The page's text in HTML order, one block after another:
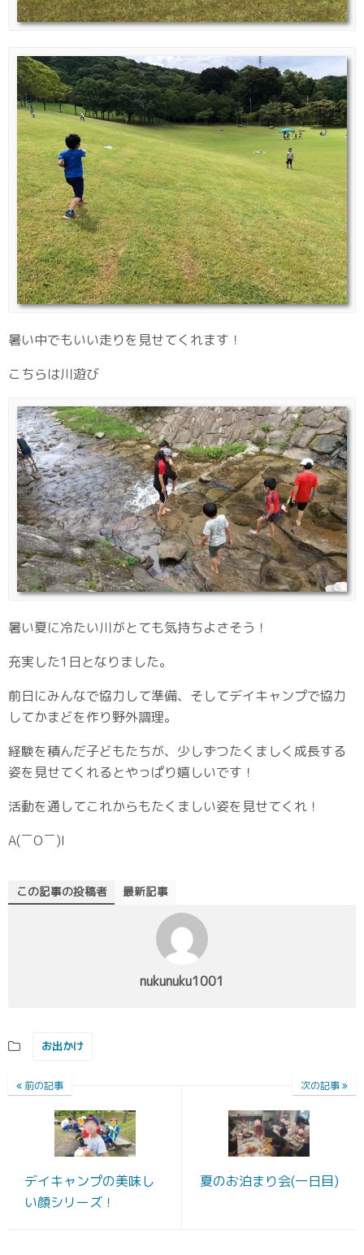
暑い中でもいい走りを見せてくれます！
こちらは川遊び
暑い夏に冷たい川がとても気持ちよさそう！
充実した1日となりました。
前日にみんなで協力して準備、そしてデイキャンプで協力
してかまどを作り野外調理。
経験を積んだ子どもたちが、少しずつたくましく成長する
姿を見せてくれるとやっぱり嬉しいです！
活動を通してこれからもたくましい姿を見せてくれ！
A(￣O￣)I
この記事の投稿者 最新記事
nukunuku1001
お出かけ
前の記事
デイキャンプの美味し
い顔シリーズ！
次の記事
夏のお泊まり会(一日目)